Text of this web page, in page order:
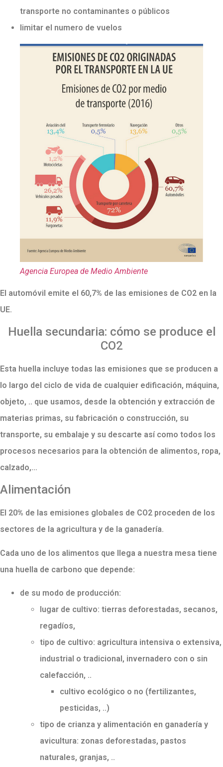
transporte no contaminantes o públicos
limitar el numero de vuelos
Agencia Europea de Medio Ambiente
El automóvil emite el 60,7% de las emisiones de CO2 en la
UE.
Huella secundaria: cómo se produce el
CO2
Esta huella incluye todas las emisiones que se producen a
lo largo del ciclo de vida de cualquier edificación, máquina,
objeto, .. que usamos, desde la obtención y extracción de
materias primas, su fabricación o construcción, su
transporte, su embalaje y su descarte así como todos los
procesos necesarios para la obtención de alimentos, ropa,
calzado,…
Alimentación
El 20% de las emisiones globales de CO2 proceden de los
sectores de la agricultura y de la ganadería.
Cada uno de los alimentos que llega a nuestra mesa tiene
una huella de carbono que depende:
de su modo de producción:
lugar de cultivo: tierras deforestadas, secanos,
regadíos,
tipo de cultivo: agricultura intensiva o extensiva,
industrial o tradicional, invernadero con o sin
calefacción, ..
cultivo ecológico o no (fertilizantes,
pesticidas, ..)
tipo de crianza y alimentación en ganadería y
avicultura: zonas deforestadas, pastos
naturales, granjas, ..